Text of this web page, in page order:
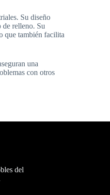
Su diseño
de relleno. Su
que también facilita
una
con otros
del